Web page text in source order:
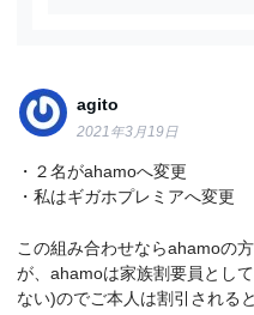
agito
2021年3月19日
・２名がahamoへ変更
・私はギガホプレミアへ変更
この組み合わせならahamoの
が、ahamoは家族割要員とし
ない)のでご本人は割引される